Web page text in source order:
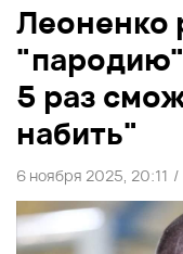
Леоненко
5 раз
набить"
6 ноября 2025, 20:11 /